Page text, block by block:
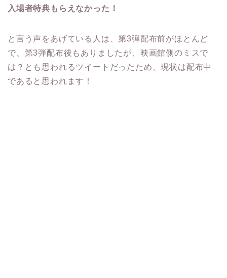
入場者特典もらえなかった！
と言う声をあげている人は、第3弾配布前がほとんど
で、第3弾配布後もありましたが、映画館側のミスで
は？とも思われるツイートだったため、現状は配布中
であると思われます！